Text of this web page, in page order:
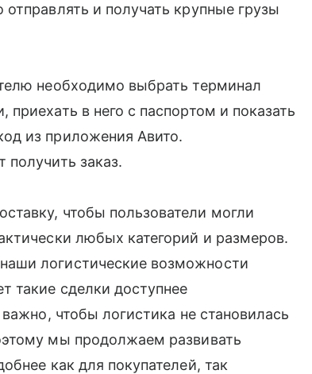
и получать крупные грузы
необходимо выбрать терминал
в него с паспортом и показать
из приложения Авито.
заказ.
чтобы пользователи могли
любых категорий и размеров.
логистические возможности
такие сделки доступнее
чтобы логистика не становилась
мы продолжаем развивать
как для покупателей, так